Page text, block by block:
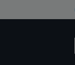
to